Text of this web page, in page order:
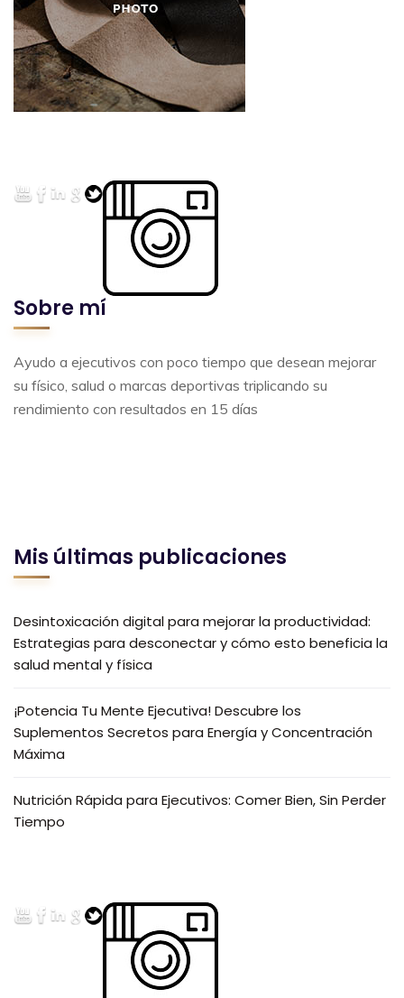
Sobre mí
Ayudo a ejecutivos con poco tiempo que desean mejorar
su físico, salud o marcas deportivas triplicando su
rendimiento con resultados en 15 días
Mis últimas publicaciones
Desintoxicación digital para mejorar la productividad:
Estrategias para desconectar y cómo esto beneficia la
salud mental y física
¡Potencia Tu Mente Ejecutiva! Descubre los
Suplementos Secretos para Energía y Concentración
Máxima
Nutrición Rápida para Ejecutivos: Comer Bien, Sin Perder
Tiempo